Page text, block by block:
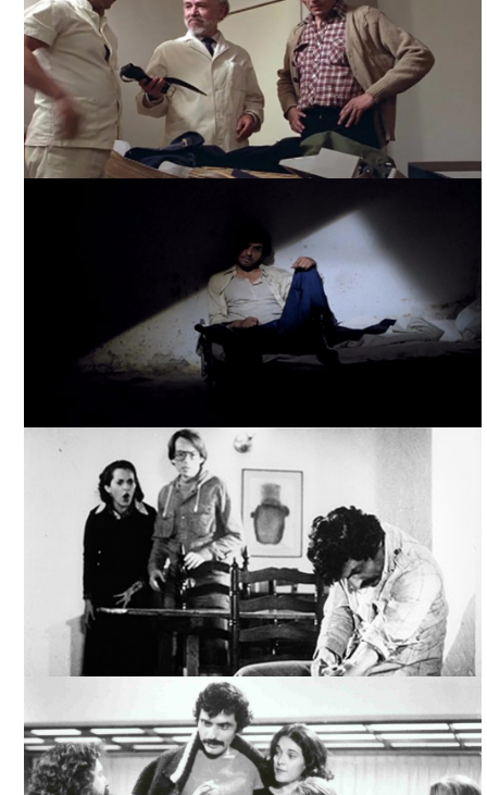
EL INFIERNO DE TODOS TAN TEMIDO, TOMADA DE
FILMINLATINO
EL INFIERNO DE TODOS TAN TEMIDO, TOMADA DE
FILMINLATINO
EL INFIERNO DE TODOS TAN TEMIDO, TOMADA DE